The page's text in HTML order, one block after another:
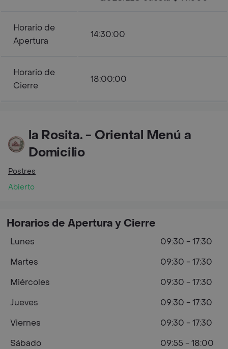
Horario de
Apertura
14:30:00
Horario de
Cierre
18:00:00
la Rosita. - Oriental Menú a
Domicilio
Postres
Abierto
Horarios de Apertura y Cierre
Lunes
09:30 - 17:30
Martes
09:30 - 17:30
Miércoles
09:30 - 17:30
Jueves
09:30 - 17:30
Viernes
09:30 - 17:30
Sábado
09:55 - 18:00